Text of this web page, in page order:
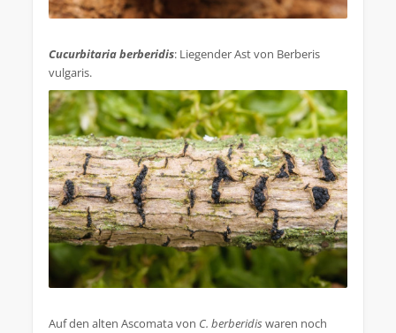
Cucurbitaria berberidis: Liegender Ast von Berberis
vulgaris.
Auf den alten Ascomata von C. berberidiswaren noch